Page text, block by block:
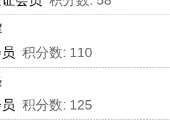
积分数: 110
积分数: 125